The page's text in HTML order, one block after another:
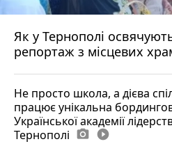
Як у Тернополі
репортаж з місцевих
Не просто школа, а дієва
працює унікальна
Української академії
Тернополі photo_camera play_circle_filled